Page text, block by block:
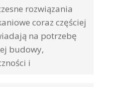
rozwiązania
coraz częściej
na potrzebę
budowy,
i